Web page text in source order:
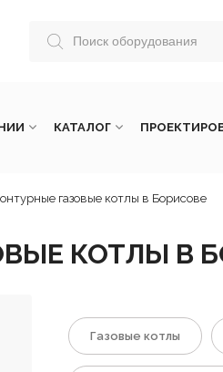
КАТАЛОГ
газовые котлы в Борисове
КОТЛЫ В
Газовые котлы